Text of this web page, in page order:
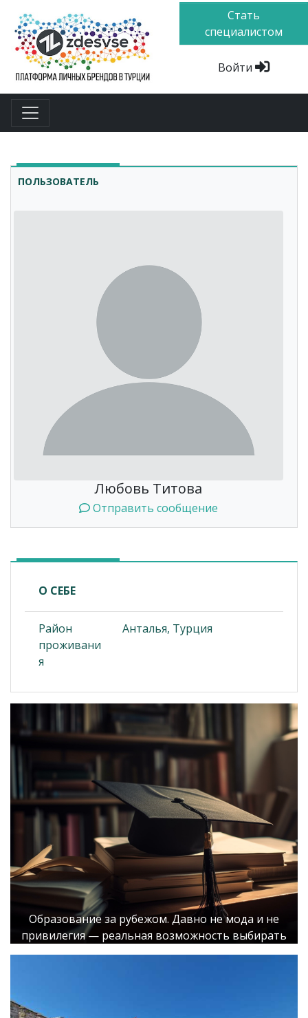
Стать
специалистом
Войти
ПОЛЬЗОВАТЕЛЬ
Любовь Титова
Отправить сообщение
О СЕБЕ
Район
проживани
я
Анталья, Турция
Образование за рубежом. Давно не мода и не
привилегия — реальная возможность выбирать